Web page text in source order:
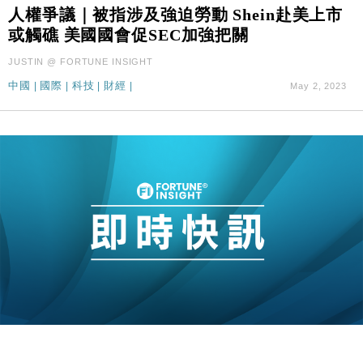
人權爭議｜被指涉及強迫勞動 Shein赴美上市
或觸礁 美國國會促SEC加強把關
JUSTIN @ FORTUNE INSIGHT
中國 | 國際 | 科技 | 財經 | May 2, 2023